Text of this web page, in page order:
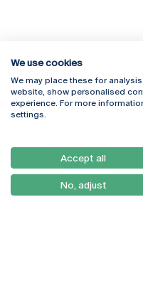
Rua Diogo Botelho 1327
4169-005 Porto
+351 226 196 240
We use cookies
We may place these for
website, show personalised
experience. For more
settings.
Accept all
No, adjust